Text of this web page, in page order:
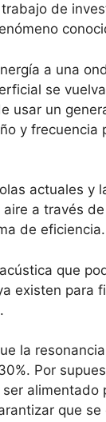
de
a una
se
usar un
y frecuencia
actuales y
a través
de eficiencia.
que
existen para
la
Por
alimentado
que